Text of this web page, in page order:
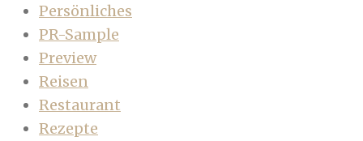
Persönliches
PR-Sample
Preview
Reisen
Restaurant
Rezepte